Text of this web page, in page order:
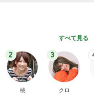
すべて見る
2
桃
3
クロ